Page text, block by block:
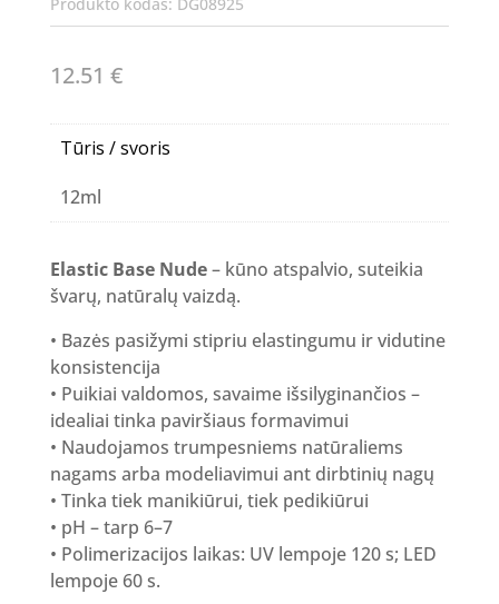
12.51 €
Tūris / svoris
12ml
Elastic Base Nude– kūno atspalvio, suteikia
švarų, natūralų vaizdą.
• Bazės pasižymi stipriu elastingumu ir vidutine
konsistencija
• Puikiai valdomos, savaime išsilyginančios –
idealiai tinka paviršiaus formavimui
• Naudojamos trumpesniems natūraliems
nagams arba modeliavimui ant dirbtinių nagų
• Tinka tiek manikiūrui, tiek pedikiūrui
• pH – tarp 6–7
• Polimerizacijos laikas: UV lempoje 120 s; LED
lempoje 60 s.